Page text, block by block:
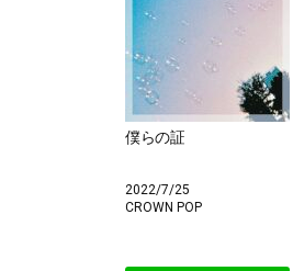
僕らの証
2022/7/25
CROWN POP